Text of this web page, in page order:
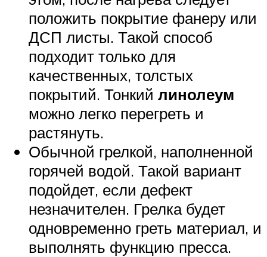
положить покрытие фанеру или
ДСП листы. Такой способ
подходит только для
качественных, толстых
покрытий. Тонкий линолеум
можно легко перегреть и
растянуть.
Обычной грелкой, наполненной
горячей водой. Такой вариант
подойдет, если дефект
незначителен. Грелка будет
одновременно греть материал, и
выполнять функцию пресса.